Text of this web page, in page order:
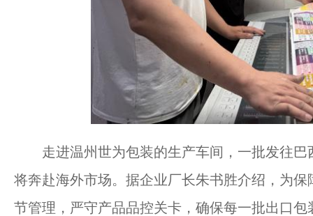
走进温州世为包装的生产车间，一批发往巴
将奔赴海外市场。据企业厂长朱书胜介绍，为
节管理，严守产品品控关卡，确保每一批出口包